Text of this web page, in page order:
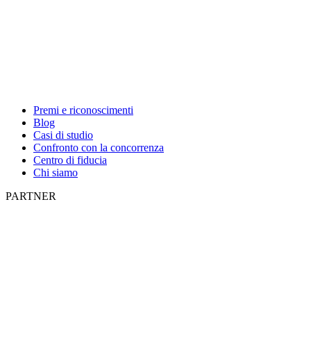
Premi e riconoscimenti
Blog
Casi di studio
Confronto con la concorrenza
Centro di fiducia
Chi siamo
PARTNER